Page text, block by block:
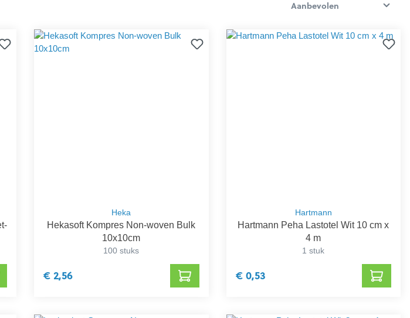
Heka
Hekasoft Kompres Non-woven Bulk
10x10cm
100 stuks
€ 2,56
Hartmann
Hartmann Peha Lastotel Wit 10 cm x
4 m
1 stuk
€ 0,53